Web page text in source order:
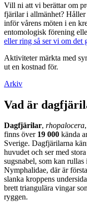
Vill ni att vi berättar om
fjärilar i allmänhet? Håller
inför vårens möten i en
entomologisk förening
eller ring så ser vi om det
Aktiviteter märkta med
ut en kostnad för.
Arkiv
Vad är
Dagfjärilar, rhopalocera
finns över 19 000 kända
Sverige. Dagfjärilarna
huvudet och ser med
sugsnabel, som kan
Nymphalidae, där är
slanka kroppens
brett triangulära vingar
ryggen.